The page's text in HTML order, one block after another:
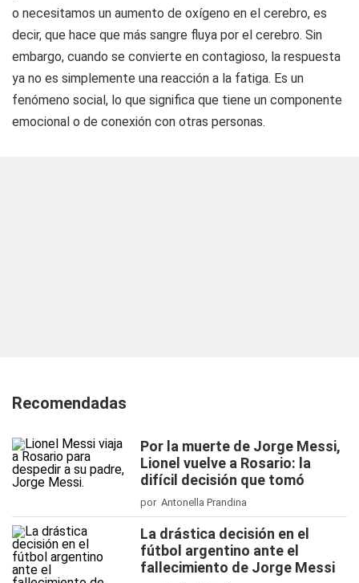
o necesitamos un aumento de oxígeno en el cerebro, es
decir, que hace que más sangre fluya por el cerebro. Sin
embargo, cuando se convierte en contagioso, la respuesta
ya no es simplemente una reacción a la fatiga. Es un
fenómeno social, lo que significa que tiene un componente
emocional o de conexión con otras personas.
Recomendadas
Por la muerte de Jorge Messi,
Lionel vuelve a Rosario: la
difícil decisión que tomó
por Antonella Prandina
La drástica decisión en el
fútbol argentino ante el
fallecimiento de Jorge Messi